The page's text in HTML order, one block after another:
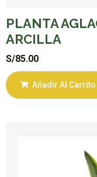
PLANTA
ARCILLA
S/85.00
Añadir Al Carrito